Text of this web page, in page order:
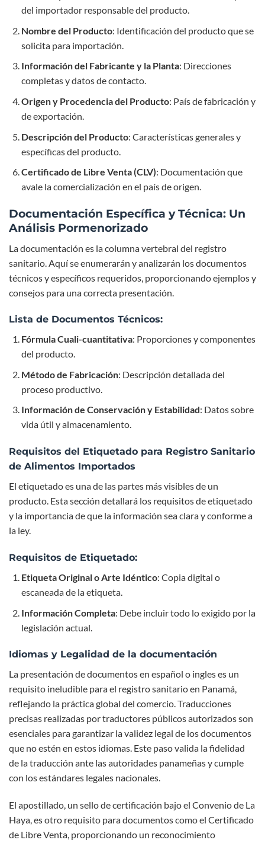
del importador responsable del producto.
Nombre del Producto: Identificación del producto que se
solicita para importación.
Información del Fabricante y la Planta: Direcciones
completas y datos de contacto.
Origen y Procedencia del Producto: País de fabricación y
de exportación.
Descripción del Producto: Características generales y
específicas del producto.
Certificado de Libre Venta (CLV): Documentación que
avale la comercialización en el país de origen.
Documentación Específica y Técnica: Un
Análisis Pormenorizado
La documentación es la columna vertebral del registro
sanitario. Aquí se enumerarán y analizarán los documentos
técnicos y específicos requeridos, proporcionando ejemplos y
consejos para una correcta presentación.
Lista de Documentos Técnicos:
Fórmula Cuali-cuantitativa: Proporciones y componentes
del producto.
Método de Fabricación: Descripción detallada del
proceso productivo.
Información de Conservación y Estabilidad: Datos sobre
vida útil y almacenamiento.
Requisitos del Etiquetado para Registro Sanitario
de Alimentos Importados
El etiquetado es una de las partes más visibles de un
producto. Esta sección detallará los requisitos de etiquetado
y la importancia de que la información sea clara y conforme a
la ley.
Requisitos de Etiquetado:
Etiqueta Original o Arte Idéntico: Copia digital o
escaneada de la etiqueta.
Información Completa: Debe incluir todo lo exigido por la
legislación actual.
Idiomas y Legalidad de la documentación
La presentación de documentos en español o ingles es un
requisito ineludible para el registro sanitario en Panamá,
reflejando la práctica global del comercio. Traducciones
precisas realizadas por traductores públicos autorizados son
esenciales para garantizar la validez legal de los documentos
que no estén en estos idiomas. Este paso valida la fidelidad
de la traducción ante las autoridades panameñas y cumple
con los estándares legales nacionales.
El apostillado, un sello de certificación bajo el Convenio de La
Haya, es otro requisito para documentos como el Certificado
de Libre Venta, proporcionando un reconocimiento